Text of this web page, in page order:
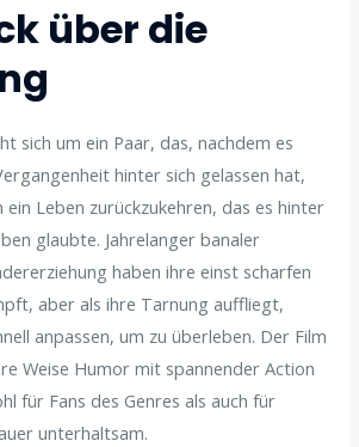
über die
sich um ein Paar, das, nachdem es
hinter sich gelassen hat,
ein Leben zurückzukehren, das es hinter
glaubte. Jahrelanger banaler
haben ihre einst scharfen
aber als ihre Tarnung auffliegt,
anpassen, um zu überleben. Der Film
Weise Humor mit spannender Action
für Fans des Genres als auch für
unterhaltsam.